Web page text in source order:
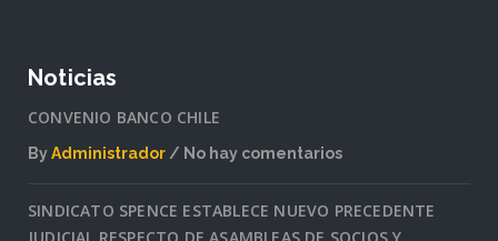
Noticias
CONVENIO BANCO CHILE
ByAdministrador
No hay comentarios
BANCO
SINDICATO SPENCE ESTABLECE NUEVO PRECEDENTE